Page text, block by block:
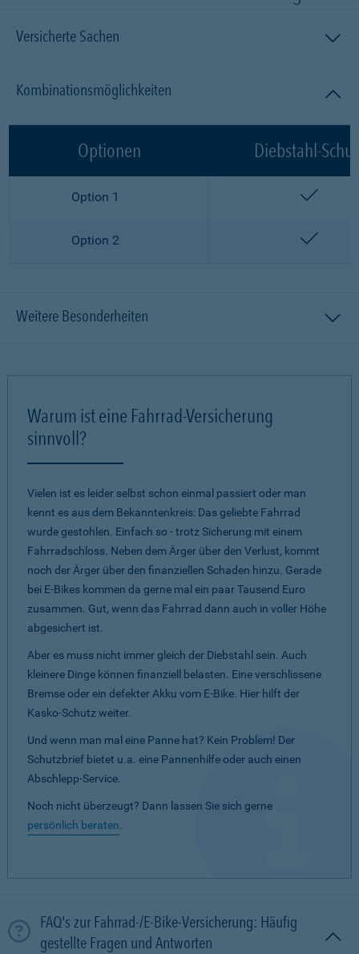
Versicherte Sachen
Kombinationsmöglichkeiten
Optionen Diebstahl-
Option 1
Option 2
Weitere Besonderheiten
Warum ist eine Fahrrad-Versicherung
sinnvoll?
Vielen ist es leider selbst schon einmal passiert oder man
kennt es aus dem Bekanntenkreis: Das geliebte Fahrrad
wurde gestohlen. Einfach so - trotz Sicherung mit einem
Fahrradschloss. Neben dem Ärger über den Verlust, kommt
noch der Ärger über den finanziellen Schaden hinzu. Gerade
bei E-Bikes kommen da gerne mal ein paar Tausend Euro
zusammen. Gut, wenn das Fahrrad dann auch in voller Höhe
abgesichert ist.
Aber es muss nicht immer gleich der Diebstahl sein. Auch
kleinere Dinge können finanziell belasten. Eine verschlissene
Bremse oder ein defekter Akku vom E-Bike. Hier hilft der
Kasko-Schutz weiter.
Und wenn man mal eine Panne hat? Kein Problem! Der
Schutzbrief bietet u.a. eine Pannenhilfe oder auch einen
Abschlepp-Service.
Noch nicht überzeugt? Dann lassen Sie sich gerne
persönlich beraten.
FAQ's zur Fahrrad-/E-Bike-Versicherung: Häufig
gestellte Fragen und Antworten